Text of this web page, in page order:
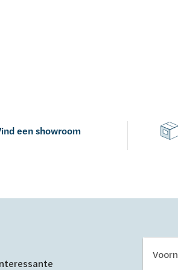
een showroom